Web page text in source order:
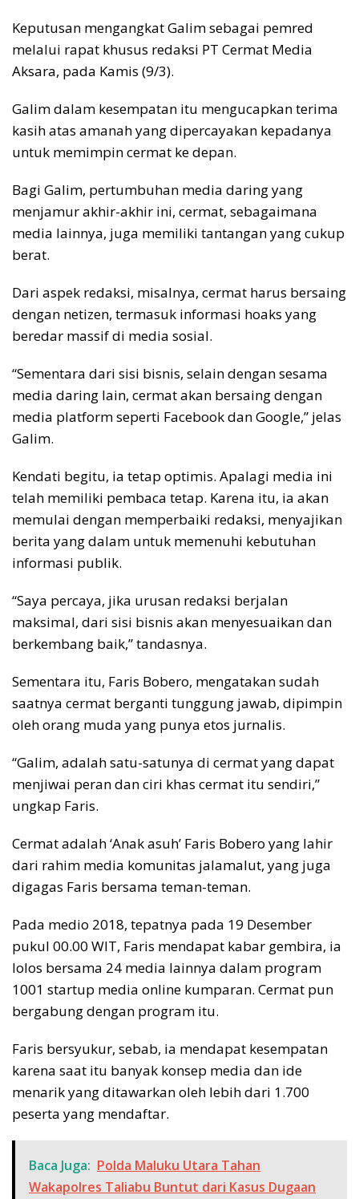
Keputusan mengangkat Galim sebagai pemred
melalui rapat khusus redaksi PT Cermat Media
Aksara, pada Kamis (9/3).
Galim dalam kesempatan itu mengucapkan terima
kasih atas amanah yang dipercayakan kepadanya
untuk memimpin cermat ke depan.
Bagi Galim, pertumbuhan media daring yang
menjamur akhir-akhir ini, cermat, sebagaimana
media lainnya, juga memiliki tantangan yang cukup
berat.
Dari aspek redaksi, misalnya, cermat harus bersaing
dengan netizen, termasuk informasi hoaks yang
beredar massif di media sosial.
“Sementara dari sisi bisnis, selain dengan sesama
media daring lain, cermat akan bersaing dengan
media platform seperti Facebook dan Google,” jelas
Galim.
Kendati begitu, ia tetap optimis. Apalagi media ini
telah memiliki pembaca tetap. Karena itu, ia akan
memulai dengan memperbaiki redaksi, menyajikan
berita yang dalam untuk memenuhi kebutuhan
informasi publik.
“Saya percaya, jika urusan redaksi berjalan
maksimal, dari sisi bisnis akan menyesuaikan dan
berkembang baik,” tandasnya.
Sementara itu, Faris Bobero, mengatakan sudah
saatnya cermat berganti tunggung jawab, dipimpin
oleh orang muda yang punya etos jurnalis.
“Galim, adalah satu-satunya di cermat yang dapat
menjiwai peran dan ciri khas cermat itu sendiri,”
ungkap Faris.
Cermat adalah ‘Anak asuh’ Faris Bobero yang lahir
dari rahim media komunitas jalamalut, yang juga
digagas Faris bersama teman-teman.
Pada medio 2018, tepatnya pada 19 Desember
pukul 00.00 WIT, Faris mendapat kabar gembira, ia
lolos bersama 24 media lainnya dalam program
1001 startup media online kumparan. Cermat pun
bergabung dengan program itu.
Faris bersyukur, sebab, ia mendapat kesempatan
karena saat itu banyak konsep media dan ide
menarik yang ditawarkan oleh lebih dari 1.700
peserta yang mendaftar.
Baca Juga: Polda Maluku Utara Tahan
Wakapolres Taliabu Buntut dari Kasus Dugaan